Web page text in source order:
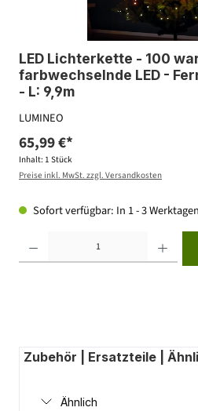
LED Lichterkette - 100
farbwechselnde LED -
- L: 9,9m
LUMINEO
65,99 €*
Inhalt: 1 Stück
Preise inkl. MwSt. zzgl. Versandkosten
Sofort verfügbar: In 1 - 3
Zubehör | Ersatzteile |
Ähnlich